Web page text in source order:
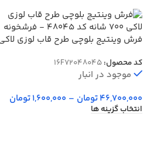
فرش وینتیج بلوچی طرح قاب لوزی
کد محصول:16F72048045
موجود در انبار
46,700,000تومان –
1,600,000تومان
انتخاب گزینه ها